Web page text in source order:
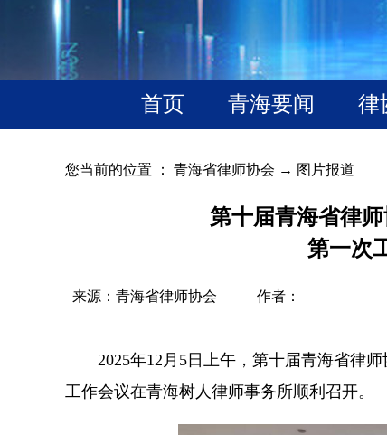
首页 青海要闻 律
您当前的位置 ： 青海省律师协会 → 图片报道
第十届青海省律
第一次
来源：青海省律师协会 作者：
2025年12月5日上午，第十届青海省律师
工作会议在青海树人律师事务所顺利召开。